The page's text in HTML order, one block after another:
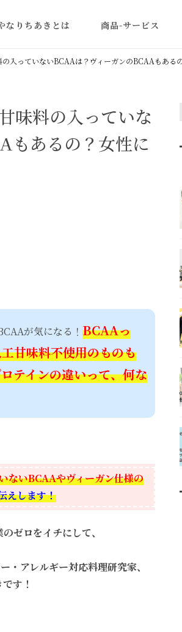
なりちあきとは
覧
商品-サービス
米粉の美容と健康講
型よりふくらむ米粉
教室ビジネス集客ア
ミー｜売れる体験講
作り方
入っていないBCAAは？ヴィーガンのBCAAもある
味料の入っていな
もあるの？女性に
が気になる！ BCAAっ
甘味料不使用のものも
テインの違いって、何な
ないBCAAやヴィーガン仕様の
えします！
ゼロをイチにして、
・アレルギー対応料理研究家、
す！